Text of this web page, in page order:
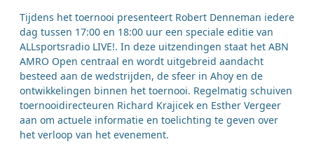
Tijdens het toernooi presenteert Robert Denneman iedere
dag tussen 17:00 en 18:00 uur een speciale editie van
ALLsportsradio LIVE!. In deze uitzendingen staat het ABN
AMRO Open centraal en wordt uitgebreid aandacht
besteed aan de wedstrijden, de sfeer in Ahoy en de
ontwikkelingen binnen het toernooi. Regelmatig schuiven
toernooidirecteuren Richard Krajicek en Esther Vergeer
aan om actuele informatie en toelichting te geven over
het verloop van het evenement.